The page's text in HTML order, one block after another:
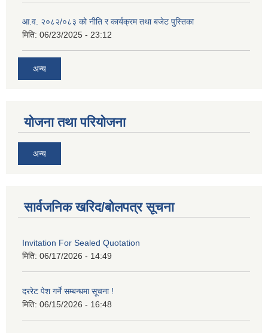
आ.व. २०८२/०८३ को नीति र कार्यक्रम तथा बजेट पुस्तिका
मिति: 06/23/2025 - 23:12
अन्य
योजना तथा परियोजना
अन्य
सार्वजनिक खरिद/बोलपत्र सूचना
Invitation For Sealed Quotation
मिति: 06/17/2026 - 14:49
दररेट पेश गर्ने सम्बन्धमा सूचना !
मिति: 06/15/2026 - 16:48